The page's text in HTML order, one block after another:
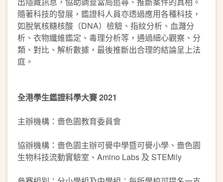
隨著科技的發展，鑑證科人員亦透過應用各種科技，
如脫氧核糖核酸（DNA）檢驗、指紋分析、血濺分
析、衣物纖維鑑定、毒理分析等，通過細心觀察、分
類、對比、解析數據，最後推斷出合理的結論呈上法
庭。
全港學生鑑證科學大賽 2021
主辦機構：嗇色園教育委員會
協辦機構：嗇色園主辦可譽中學暨可譽小學、嗇色園
生物科技流動實驗室、Amino Labs 及 STEMily